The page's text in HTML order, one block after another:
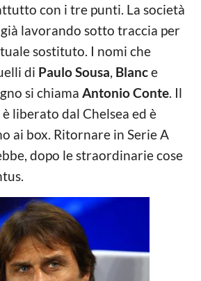
con i tre punti. La società
lavorando sotto traccia per
sostituto. I nomi che
di Paulo Sousa, Blance
si chiama Antonio Conte. Il
liberato dal Chelsea ed è
ai box. Ritornare in Serie A
dopo le straordinarie cose